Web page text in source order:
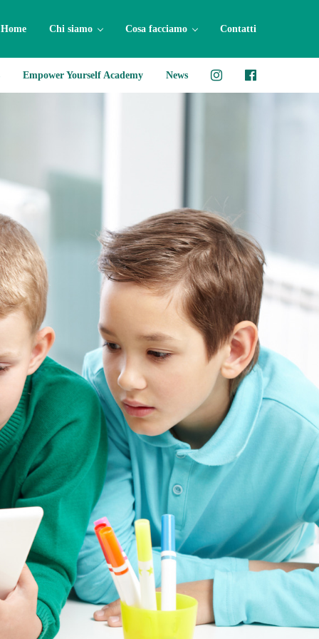
Home Chi siamo Cosa facciamo Contatti
Empower Yourself Academy News